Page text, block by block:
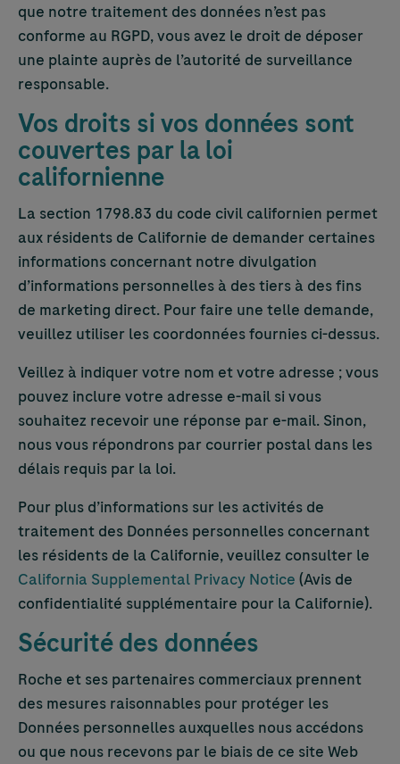
que notre traitement des données n’est pas
conforme au RGPD, vous avez le droit de déposer
une plainte auprès de l’autorité de surveillance
responsable.
Vos droits si vos données sont
couvertes par la loi
californienne
La section 1798.83 du code civil californien permet
aux résidents de Californie de demander certaines
informations concernant notre divulgation
d’informations personnelles à des tiers à des fins
de marketing direct. Pour faire une telle demande,
veuillez utiliser les coordonnées fournies ci-dessus.
Veillez à indiquer votre nom et votre adresse ; vous
pouvez inclure votre adresse e-mail si vous
souhaitez recevoir une réponse par e-mail. Sinon,
nous vous répondrons par courrier postal dans les
délais requis par la loi.
Pour plus d’informations sur les activités de
traitement des Données personnelles concernant
les résidents de la Californie, veuillez consulter le
California Supplemental Privacy Notice (Avis de
confidentialité supplémentaire pour la Californie).
Sécurité des données
Roche et ses partenaires commerciaux prennent
des mesures raisonnables pour protéger les
Données personnelles auxquelles nous accédons
ou que nous recevons par le biais de ce site Web